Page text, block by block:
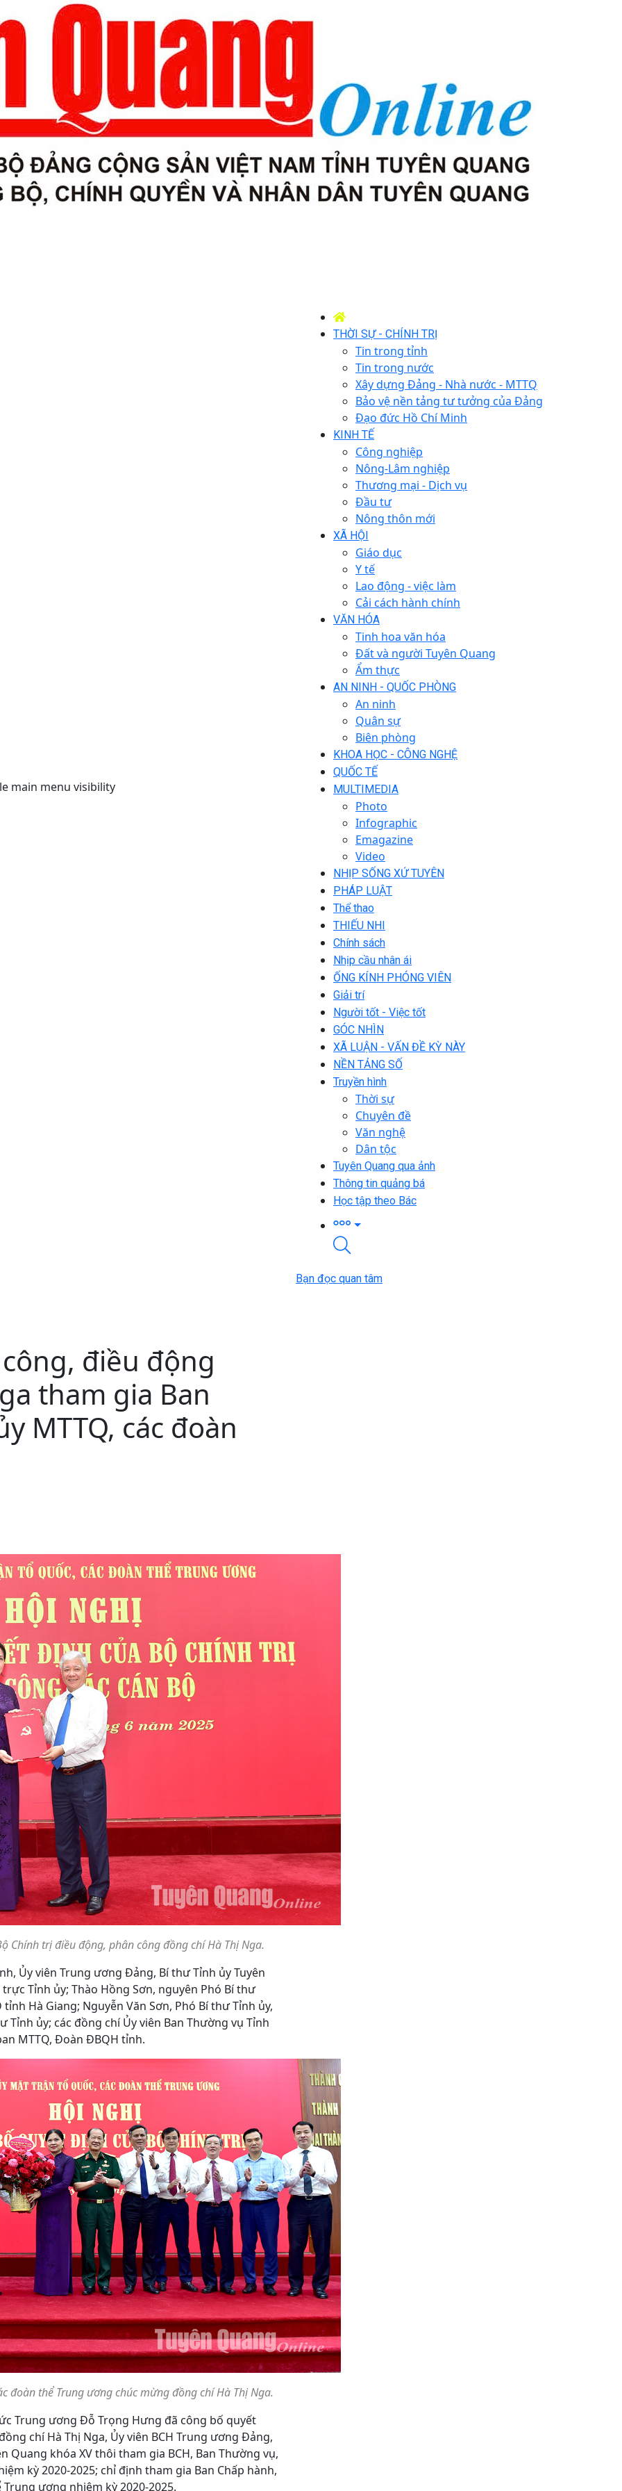
main menu visibility
THỜI SỰ - CHÍNH TRỊ
Tin trong tỉnh
Tin trong nước
Xây dựng Đảng - Nhà nước - MTTQ
Bảo vệ nền tảng tư tưởng của Đảng
Đạo đức Hồ Chí Minh
KINH TẾ
Công nghiệp
Nông-Lâm nghiệp
Thương mại - Dịch vụ
Đầu tư
Nông thôn mới
XÃ HỘI
Giáo dục
Y tế
Lao động - việc làm
Cải cách hành chính
VĂN HÓA
Tinh hoa văn hóa
Đất và người Tuyên Quang
Ẩm thực
AN NINH - QUỐC PHÒNG
An ninh
Quân sự
Biên phòng
KHOA HỌC - CÔNG NGHỆ
QUỐC TẾ
MULTIMEDIA
Photo
Infographic
Emagazine
Video
NHỊP SỐNG XỨ TUYÊN
PHÁP LUẬT
Thể thao
THIẾU NHI
Chính sách
Nhịp cầu nhân ái
ỐNG KÍNH PHÓNG VIÊN
Giải trí
Người tốt - Việc tốt
GÓC NHÌN
XÃ LUẬN - VẤN ĐỀ KỲ NÀY
NỀN TẢNG SỐ
Truyền hình
Thời sự
Chuyên đề
Văn nghệ
Dân tộc
Tuyên Quang qua ảnh
Thông tin quảng bá
Học tập theo Bác
điều động
tham gia Ban
MTTQ, các đoàn
Chính trị điều động, phân công đồng chí Hà Thị Nga.
Ủy viên Trung ương Đảng, Bí thư Tỉnh ủy Tuyên
Tỉnh ủy; Thào Hồng Sơn, nguyên Phó Bí thư
Hà Giang; Nguyễn Văn Sơn, Phó Bí thư Tỉnh ủy,
Tỉnh ủy; các đồng chí Ủy viên Ban Thường vụ Tỉnh
MTTQ, Đoàn ĐBQH tỉnh.
đoàn thể Trung ương chúc mừng đồng chí Hà Thị Nga.
Trung ương Đỗ Trọng Hưng đã công bố quyết
chí Hà Thị Nga, Ủy viên BCH Trung ương Đảng,
Quang khóa XV thôi tham gia BCH, Ban Thường vụ,
kỳ 2020-2025; chỉ định tham gia Ban Chấp hành,
ương nhiệm kỳ 2020-2025.
Bạn đọc quan tâm